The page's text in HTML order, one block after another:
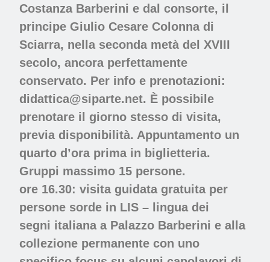
Costanza Barberini e dal consorte, il
principe Giulio Cesare Colonna di
Sciarra, nella seconda metà del XVIII
secolo, ancora perfettamente
conservato. Per info e prenotazioni:
didattica@siparte.net. È possibile
prenotare il giorno stesso di visita,
previa disponibilità. Appuntamento un
quarto d’ora prima in biglietteria.
Gruppi massimo 15 persone.
ore 16.30: visita guidata gratuita per
persone sorde in LIS – lingua dei
segni italiana a Palazzo Barberini e alla
collezione permanente con uno